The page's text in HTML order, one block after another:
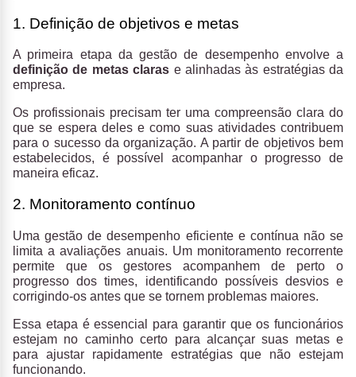
1. Definição de objetivos e metas
A primeira etapa da gestão de desempenho envolve a
definição de metas claras e alinhadas às estratégias da
empresa.
Os profissionais precisam ter uma compreensão clara do
que se espera deles e como suas atividades contribuem
para o sucesso da organização. A partir de objetivos bem
estabelecidos, é possível acompanhar o progresso de
maneira eficaz.
2. Monitoramento contínuo
Uma gestão de desempenho eficiente e contínua não se
limita a avaliações anuais. Um monitoramento recorrente
permite que os gestores acompanhem de perto o
progresso dos times, identificando possíveis desvios e
corrigindo-os antes que se tornem problemas maiores.
Essa etapa é essencial para garantir que os funcionários
estejam no caminho certo para alcançar suas metas e
para ajustar rapidamente estratégias que não estejam
funcionando.